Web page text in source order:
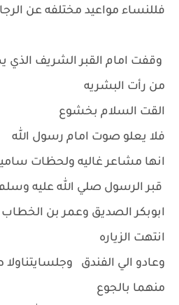
فللنساء مواعيد مختلفه عن
وقفت امام القبر الشريف الذي
من رأت البشريه
القت السلام بخشوع
فلا يعلو صوت امام رسول الله
انها مشاعر غاليه ولحظات
قبر الرسول صلي الله عليه
ابوبكر الصديق وعمر بن الخطاب
انتهت الزياره
وعادو الي الفندق
منهما بالجوع